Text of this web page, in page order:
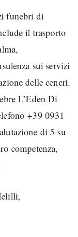
funebri di
il trasporto
sui servizi
delle ceneri.
L’Eden Di
+39 0931
di 5 su
competenza,